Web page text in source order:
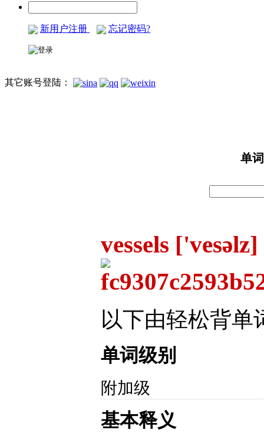
新用户注册 忘记密码?
其它账号登陆：
单
vessels ['vesəlz]
以下由轻松背单
单词级别
附加级
基本释义